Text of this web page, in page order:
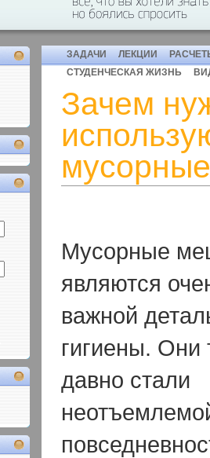
ЗАДАЧИ ЛЕКЦИИ
СТУДЕНЧЕСКАЯ ЖИЗНЬ
Зачем
Мусорные
являются
важной
гигиены. Они
давно стали